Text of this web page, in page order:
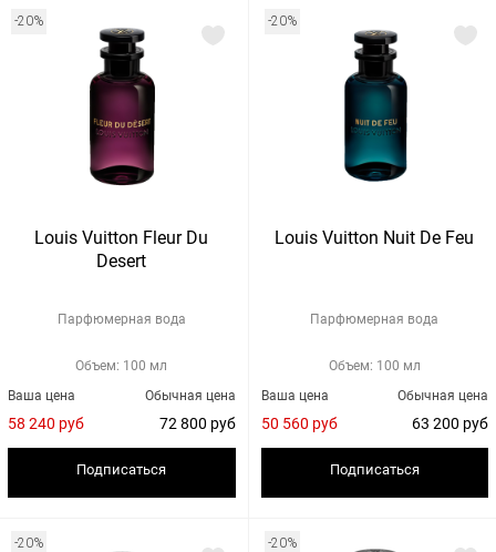
-20%
Louis Vuitton Fleur Du
Desert
Парфюмерная вода
Объем: 100 мл
Обычная цена
72 800 руб
Ваша цена
58 240 руб
Подписаться
-20%
Louis Vuitton Nuit De Feu
Парфюмерная вода
Объем: 100 мл
Обычная цена
63 200 руб
Ваша цена
50 560 руб
Подписаться
-20% -20%